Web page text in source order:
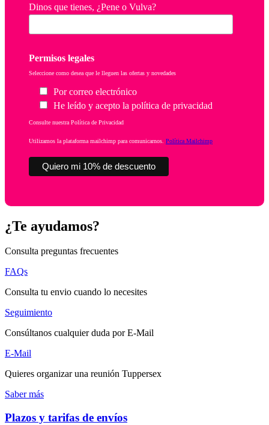
Dinos que tienes, ¿Pene o Vulva?
Permisos legales
Seleccione como desea que le lleguen las ofertas y novedades
Por correo electrónico
He leído y acepto la política de privacidad
Consulte nuestra Política de Privacidad
Utilizamos la plataforma mailchimp para comunicarnos. Política Mailchimp
¿Te ayudamos?
Consulta preguntas frecuentes
FAQs
Consulta tu envio cuando lo necesites
Seguimiento
Consúltanos cualquier duda por E-Mail
E-Mail
Quieres organizar una reunión Tuppersex
Saber más
Plazos y tarifas de envíos